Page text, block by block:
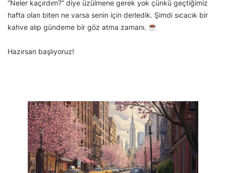
“Neler kaçırdım?” diye üzülmene gerek yok çünkü geçtiğimiz
hafta olan biten ne varsa senin için derledik. Şimdi sıcacık bir
kahve alıp gündeme bir göz atma zamanı.
Hazırsan başlıyoruz!